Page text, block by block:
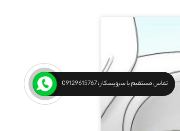
تماس مستقیم با سرویسکار : 09129615767